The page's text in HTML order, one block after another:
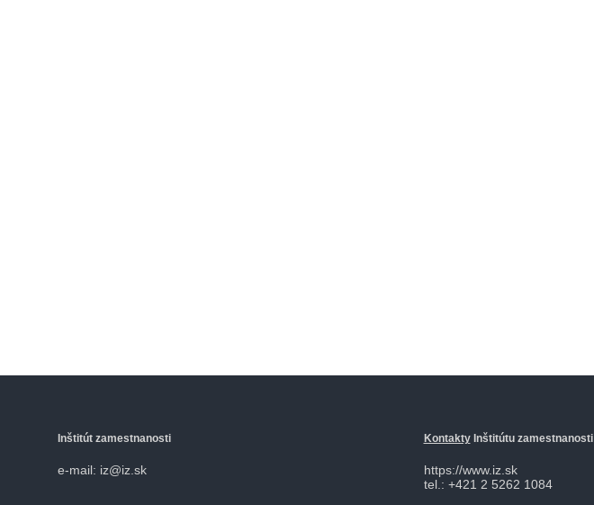
Inštitút zamestnanosti
e-mail: iz@iz.sk
KontaktyInštitútu zamestnanosti
https://www.iz.sk
tel.: +421 2 5262 1084